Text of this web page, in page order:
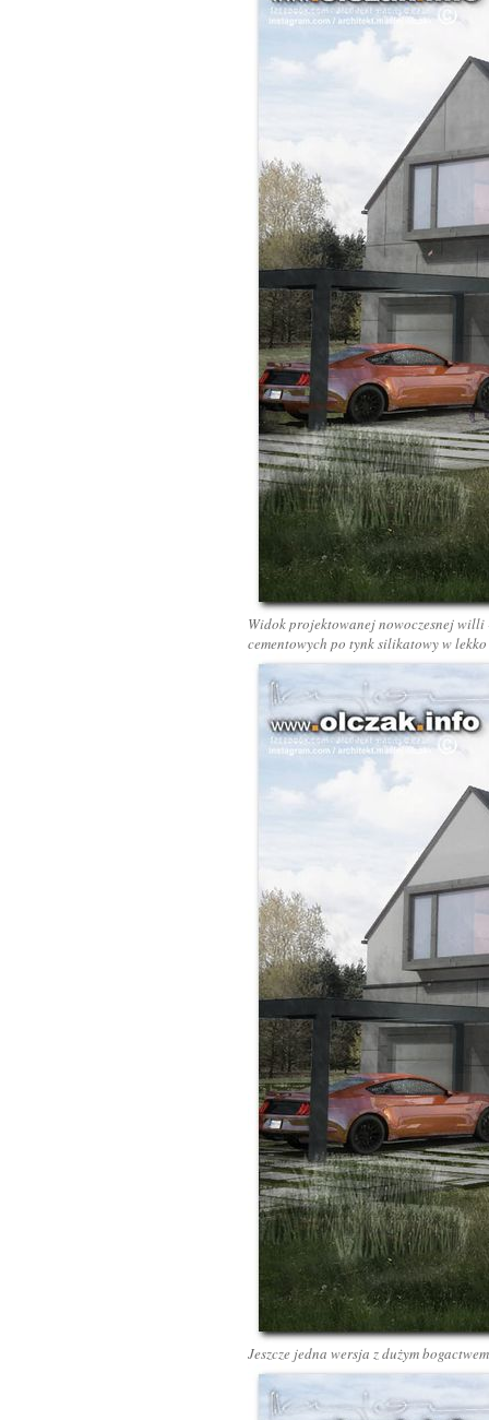
Widok projektowanej nowoczesnej
cementowych po tynk silikatowy w
Jeszcze jedna wersja z dużym